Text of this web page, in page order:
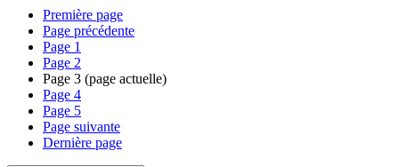
Première page
Page précédente
Page 1
Page 2
Page 3 (page actuelle)
Page 4
Page 5
Page suivante
Dernière page